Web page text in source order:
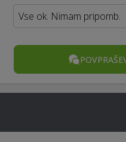
Vse ok. Nimam pripomb.